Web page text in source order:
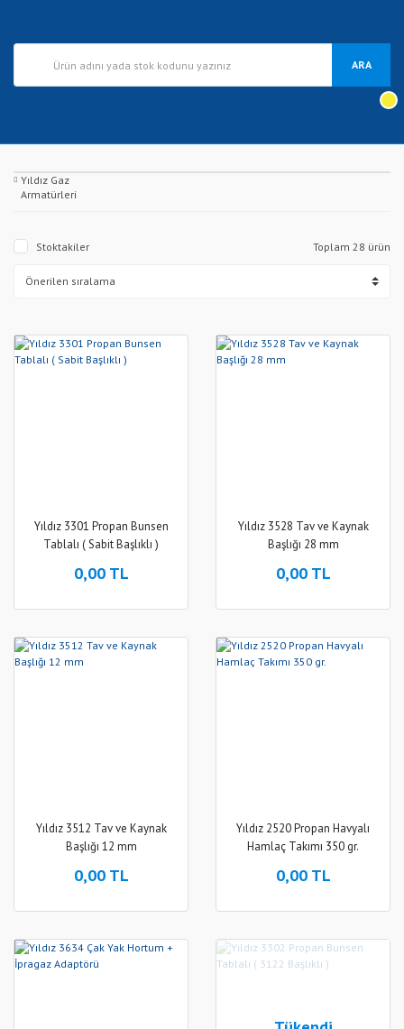
ARA
Yıldız Gaz
Armatürleri
Stoktakiler Toplam 28 ürün
Yıldız 3301 Propan Bunsen
Tablalı ( Sabit Başlıklı )
0,00 TL
Yıldız 3528 Tav ve Kaynak
Başlığı 28 mm
0,00 TL
Yıldız 3512 Tav ve Kaynak
Başlığı 12 mm
0,00 TL
Yıldız 2520 Propan Havyalı
Hamlaç Takımı 350 gr.
0,00 TL